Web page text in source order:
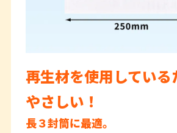
再生材を使用している
やさしい！
長３封筒に最適。